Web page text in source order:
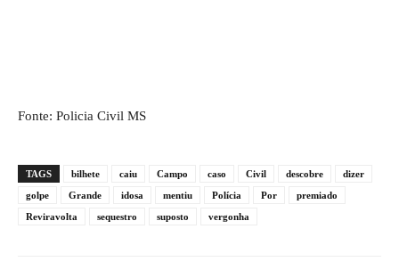
Fonte: Policia Civil MS
TAGS bilhete caiu Campo caso Civil descobre
dizer
golpe
Grande idosa mentiu Polícia Por
premiado
Reviravolta
sequestro suposto vergonha